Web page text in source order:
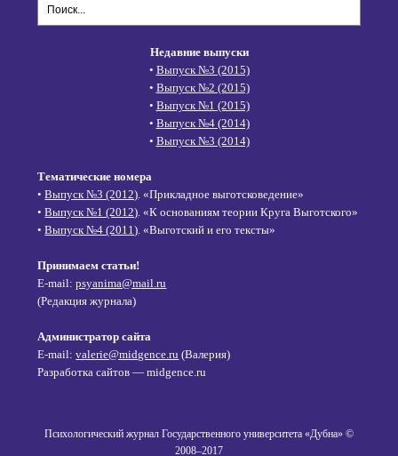
Недавние выпуски
• Выпуск №3 (2015)
• Выпуск №2 (2015)
• Выпуск №1 (2015)
• Выпуск №4 (2014)
• Выпуск №3 (2014)
Тематические номера
•Выпуск №3 (2012) . «Прикладное выготсковедение»
•Выпуск №1 (2012) . «К основаниям теории Круга Выготского»
•Выпуск №4 (2011) . «Выготский и его тексты»
Принимаем статьи!
E-mail:psyanima@mail.ru
(Редакция журнала)
Администратор сайта
E-mail:valerie@midgence.ru (Валерия)
Разработка сайтов — midgence.ru
Психологический журнал Государственного университета «Дубна» ©
2008–2017